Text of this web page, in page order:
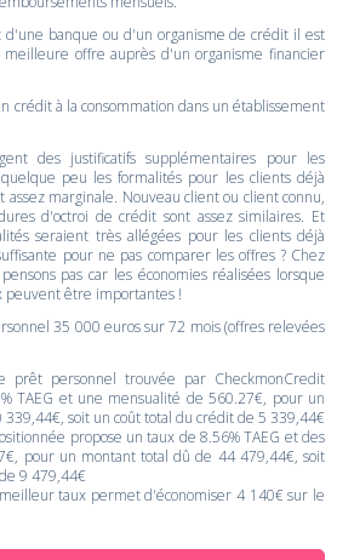
d'une banque ou d'un organisme de crédit il est
offre auprès d'un organisme financier
crédit à la consommation dans un établissement
des justificatifs supplémentaires pour les
peu les formalités pour les clients déjà
assez marginale. Nouveau client ou client connu,
d'octroi de crédit sont assez similaires. Et
seraient très allégées pour les clients déjà
pour ne pas comparer les offres ? Chez
pas car les économies réalisées lorsque
être importantes !
35 000 euros sur 72 mois (offres relevées
prêt personnel trouvée par CheckmonCredit
TAEG et une mensualité de 560.27€, pour un
soit un coût total du crédit de 5 339,44€
propose un taux de 8.56% TAEG et des
pour un montant total dû de 44 479,44€, soit
9 479,44€
taux permet d'économiser 4 140€ sur le